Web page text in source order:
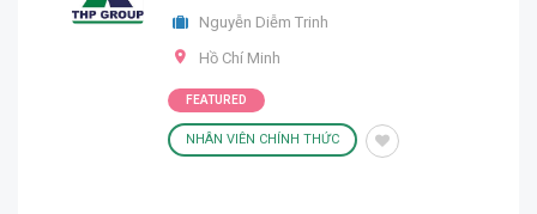
Nguyễn Diễm Trinh
Hồ Chí Minh
FEATURED
NHÂN VIÊN CHÍNH THỨC